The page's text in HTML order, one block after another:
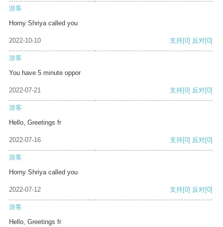
游客
Horny Shriya called you
2022-10-10 支持[0] 反对[0]
游客
You have 5 minute oppor
2022-07-21 支持[0] 反对[0]
游客
Hello, Greetings fr
2022-07-16 支持[0] 反对[0]
游客
Horny Shriya called you
2022-07-12 支持[0] 反对[0]
游客
Hello, Greetings fr